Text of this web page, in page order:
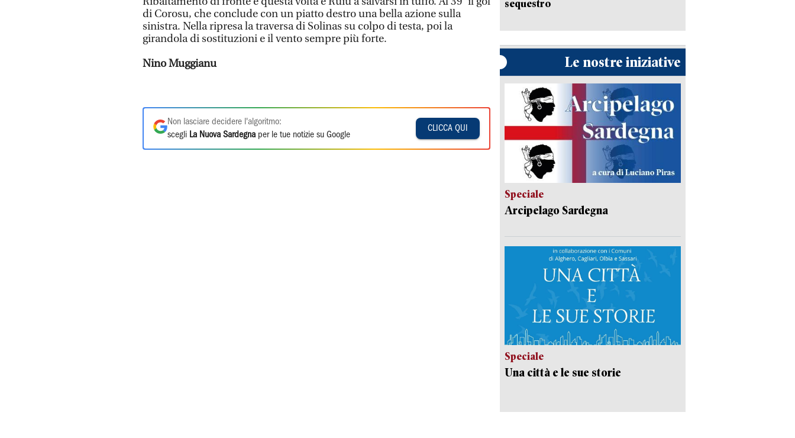
di Corosu, che conclude con un piatto destro una bella azione sulla
sinistra. Nella ripresa la traversa di Solinas su colpo di testa, poi la
girandola di sostituzioni e il vento sempre più forte.
Nino Muggianu
Non lasciare decidere l'algoritmo:
scegli La Nuova Sardegna per le tue notizie su Google
CLICCA QUI
sequestro
Le nostre iniziative
Speciale
Arcipelago Sardegna
Speciale
Una città e le sue storie